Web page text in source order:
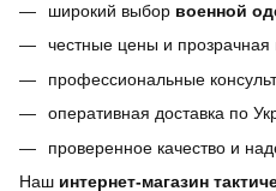
широкий выбор военной
честные цены и прозрачная
профессиональные
оперативная доставка по
проверенное качество и
Наш интернет-магазин